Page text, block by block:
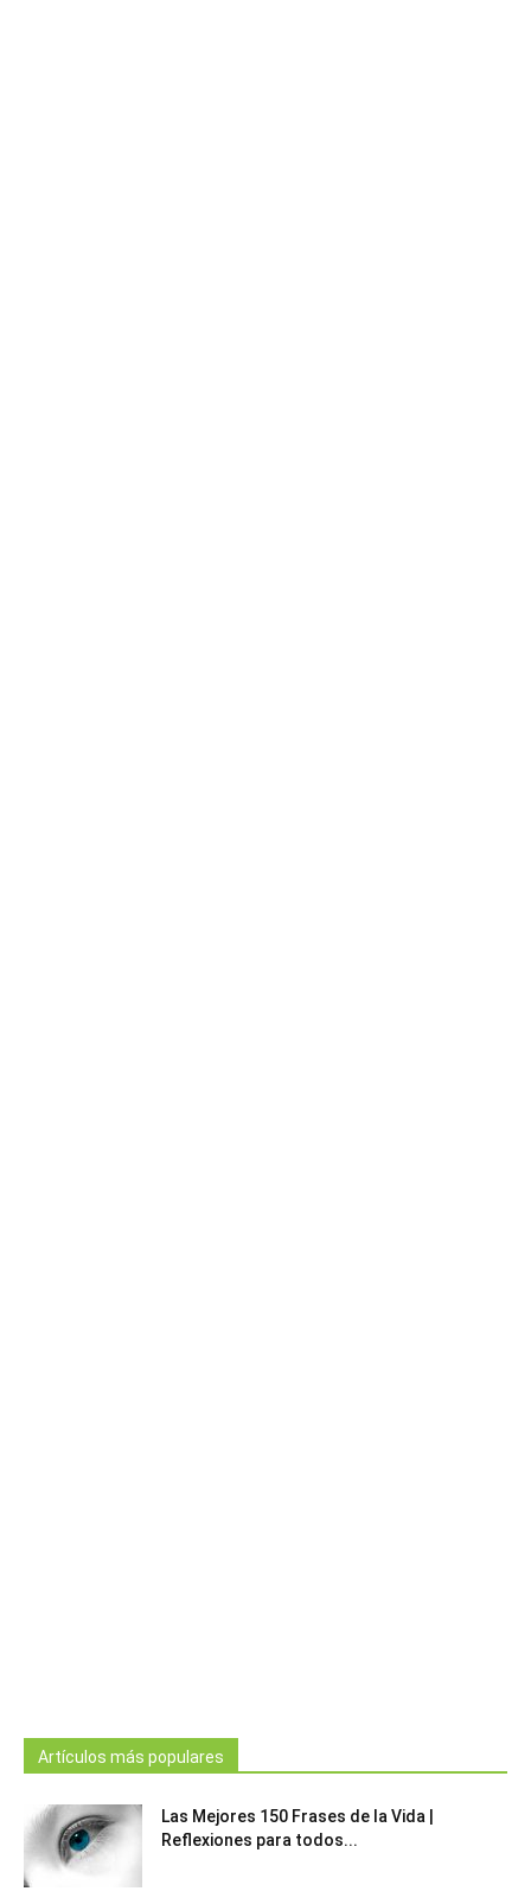
Artículos más populares
Las Mejores 150 Frases de la Vida |
Reflexiones para todos...